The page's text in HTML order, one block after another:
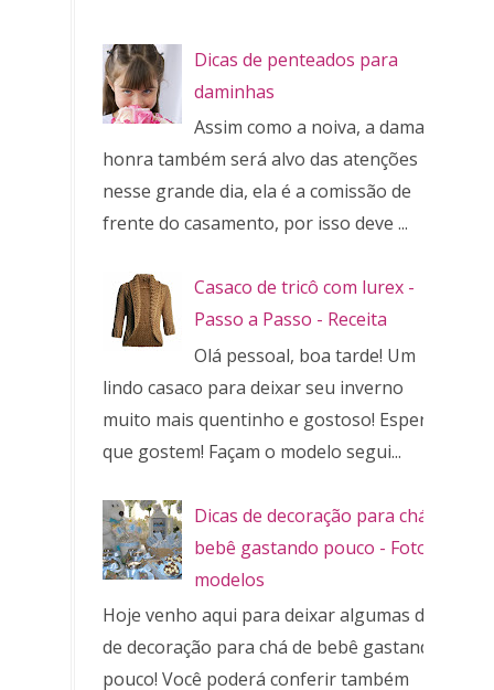
Dicas de penteados para
daminhas
Assim como a noiva, a dama de
honra também será alvo das atenções
nesse grande dia, ela é a comissão de
frente do casamento, por isso deve ...
Casaco de tricô com lurex -
Passo a Passo - Receita
Olá pessoal, boa tarde! Um
lindo casaco para deixar seu inverno
muito mais quentinho e gostoso! Espero
que gostem! Façam o modelo segui...
Dicas de decoração para chá de
bebê gastando pouco - Fotos e
modelos
Hoje venho aqui para deixar algumas dicas
de decoração para chá de bebê gastando
pouco! Você poderá conferir também